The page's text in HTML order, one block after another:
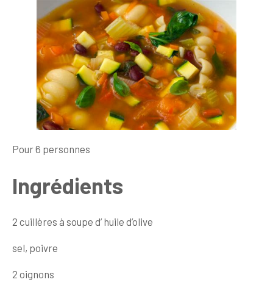
Pour 6 personnes
Ingrédients
2 cuillères à soupe d’ huile d’olive
sel, poivre
2 oignons